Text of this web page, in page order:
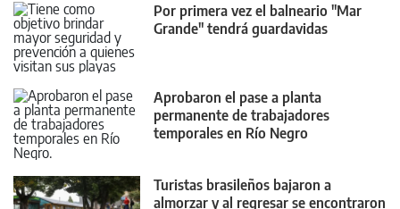
Por primera vez el balneario "Mar
Grande" tendrá guardavidas
Aprobaron el pase a planta
permanente de trabajadores
temporales en Río Negro
Turistas brasileños bajaron a
almorzar y al regresar se encontraron